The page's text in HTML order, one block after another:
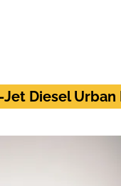
Diesel Urban